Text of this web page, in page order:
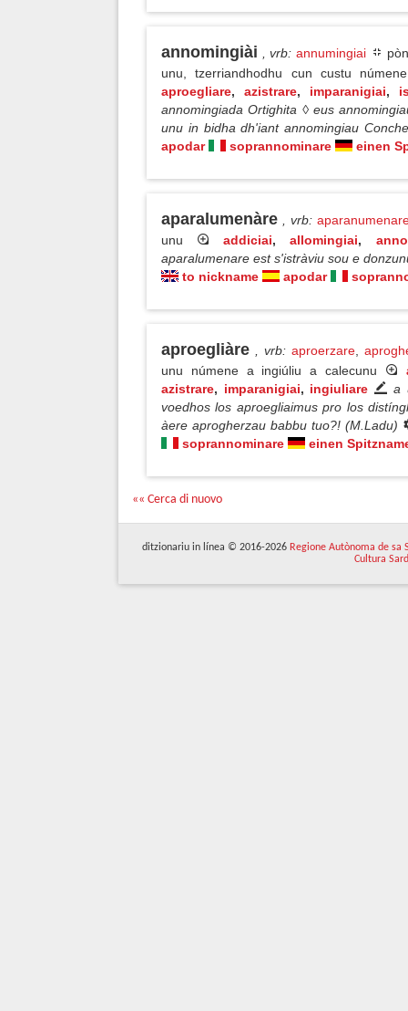
annomingiài , vrb: annumingiai
unu, tzerriandhodhu cun custu
aproegliare, azistrare, imparanigiai,
annomingiada Ortighita ◊ eus
unu in bidha dh'iant annomingiau
apodar
soprannominare einen
aparalumenàre , vrb:
unu
addiciai,allomingiai,
aparalumenare est s'istràviu sou e
to nickname
apodar
aproegliàre , vrb: aproerzare,
unu númene a ingiúliu a calecunu
azistrare, imparanigiai, ingiuliare
a
voedhos los aproegliaimus pro los
àere aprogherzau babbu tuo?! (M.Ladu)
soprannominare
einen
«« Cerca di nuovo
ditzionariu in línea © 2016-2026 Regione Autònoma de sa
Cultura